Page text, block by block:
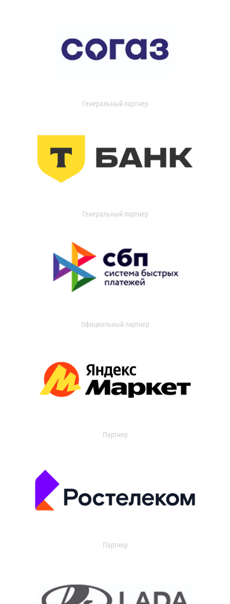
Генеральный партнер
Генеральный партнер
Официальный партнер
Партнер
Партнер